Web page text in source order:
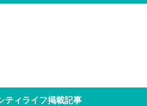
ティライフ掲載記事